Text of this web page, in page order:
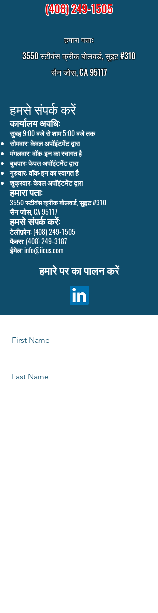
(408) 249-1505
हमारा पता:
3550 स्टीवंस क्रीक बोलवर्ड, सुइट #310
सैन जोस, CA 95117
हमसे संपर्क करें
कार्यालय अवधि:
सुबह 9:00 बजे से शाम 5:00 बजे तक
सोमवार: केवल अपॉइंटमेंट द्वारा
मंगलवार: वॉक-इन का स्वागत है
बुधवार: केवल अपॉइंटमेंट द्वारा
गुरुवार: वॉक-इन का स्वागत है
शुक्रवार: केवल अपॉइंटमेंट द्वारा
हमारा पता:
3550 स्टीवंस क्रीक बोलवर्ड, सुइट #310
सैन जोस, CA 95117
हमसे संपर्क करें:
टेलीफ़ोन:(408) 249-1505
फैक्स:(408) 249-3187
ईमेल:info@iicus.com
हमारे पर का पालन करें
First Name
Last Name